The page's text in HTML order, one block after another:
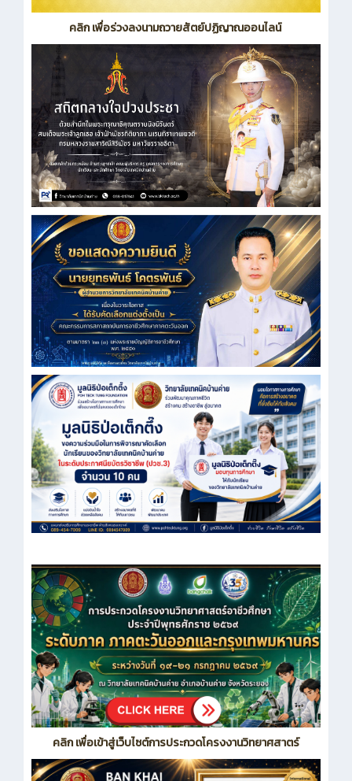
คลิก เพื่อร่วงลงนามถวายสัตย์ปฏิญาณออนไลน์
คลิก เพื่อเข้าสู่เว็บไซต์การประกวดโครงงานวิทยาศสาตร์